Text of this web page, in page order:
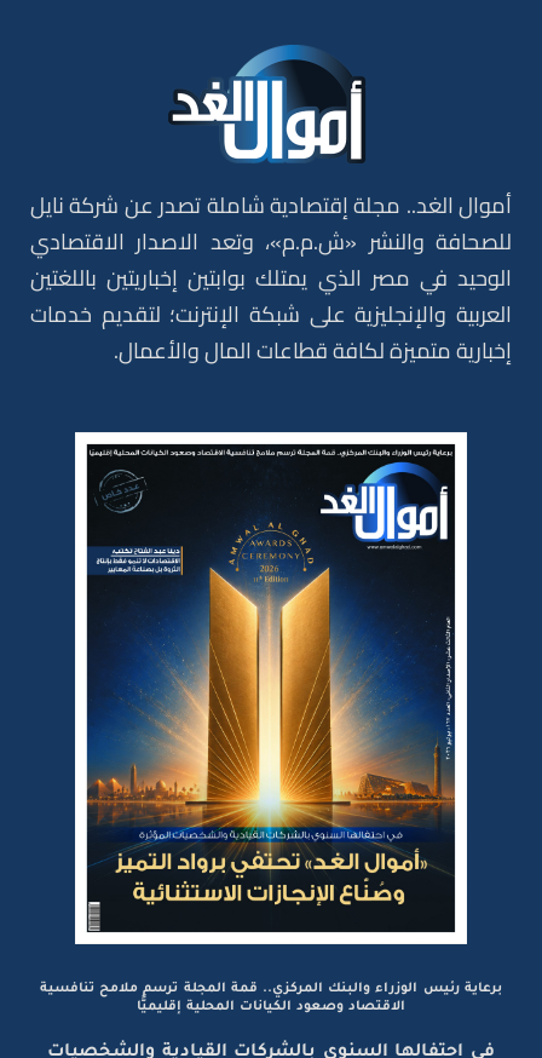
أموال الغد.. مجلة إقتصادية شاملة تصدر عن شركة نايل
للصحافة والنشر «ش.م.م»، وتعد الاصدار الاقتصادي
الوحيد في مصر الذي يمتلك بوابتين إخباريتين باللغتين
العربية والإنجليزية على شبكة الإنترنت؛ لتقديم خدمات
إخبارية متميزة لكافة قطاعات المال والأعمال.
برعاية رئيس الوزراء والبنك المركزي.. قمة المجلة ترسم ملامح تنافسية
الاقتصاد وصعود الكيانات المحلية إقليميًّا
في احتفالها السنوي بالشركات القيادية والشخصيات